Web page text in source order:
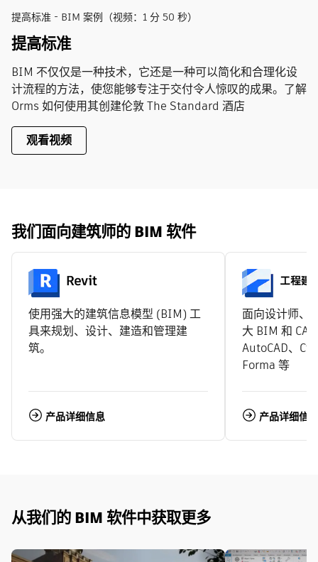
提高标准 - BIM 案例（视频：1 分 50 秒）
提高标准
BIM 不仅仅是一种技术，它还是一种可以简化和合理化设
计流程的方法，使您能够专注于交付令人惊叹的成果。了解
Orms 如何使用其创建伦敦 The Standard 酒店
观看视频
我们面向建筑师的 BIM 软件
使用强大的建筑信息模型 (BIM) 工
具来规划、设计、建造和管理建
筑。
产品详细信息
面向设计师、
大 BIM 和
AutoCAD、
Forma 等
产品详细信息
从我们的 BIM 软件中获取更多